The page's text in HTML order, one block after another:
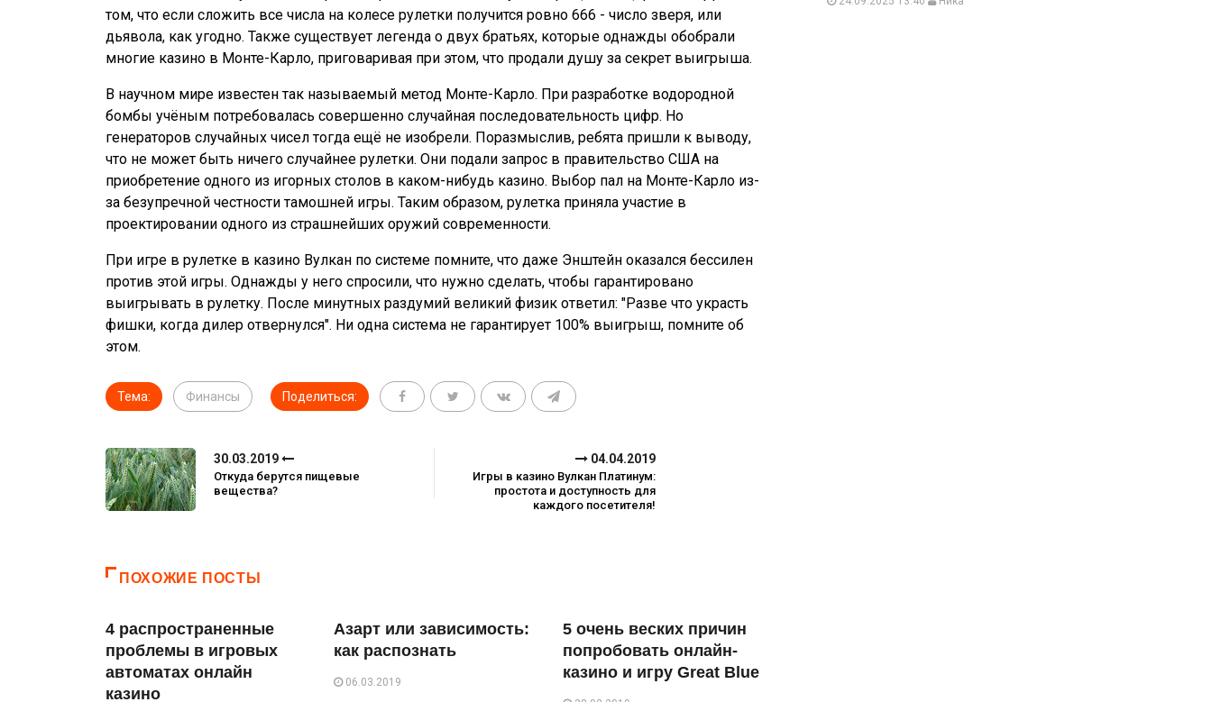
том, что если сложить все числа на колесе рулетки получится ровно 666 - число зверя, или
дьявола, как угодно. Также существует легенда о двух братьях, которые однажды обобрали
многие казино в Монте-Карло, приговаривая при этом, что продали душу за секрет выигрыша.
В научном мире известен так называемый метод Монте-Карло. При разработке водородной
бомбы учёным потребовалась совершенно случайная последовательность цифр. Но
генераторов случайных чисел тогда ещё не изобрели. Поразмыслив, ребята пришли к выводу,
что не может быть ничего случайнее рулетки. Они подали запрос в правительство США на
приобретение одного из игорных столов в каком-нибудь казино. Выбор пал на Монте-Карло из-
за безупречной честности тамошней игры. Таким образом, рулетка приняла участие в
проектировании одного из страшнейших оружий современности.
При игре в рулетке в казино Вулкан по системе помните, что даже Энштейн оказался бессилен
против этой игры. Однажды у него спросили, что нужно сделать, чтобы гарантировано
выигрывать в рулетку. После минутных раздумий великий физик ответил: "Разве что украсть
фишки, когда дилер отвернулся". Ни одна система не гарантирует 100% выигрыш, помните об
этом.
Тема: Финансы Поделиться:
30.03.2019
Откуда берутся пищевые
вещества?
04.04.2019
Игры в казино Вулкан Платинум:
простота и доступность для
каждого посетителя!
ПОХОЖИЕ ПОСТЫ
4 распространенные
проблемы в игровых
автоматах онлайн
казино
Азарт или зависимость:
как распознать
06.03.2019
5 очень веских причин
попробовать онлайн-
казино и игру Great Blue